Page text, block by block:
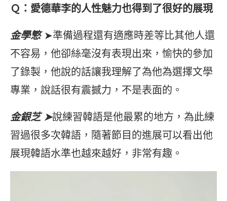
Ｑ：愛德華李的人性魅力也得到了很好的展現
金學慜➤準備過程還有適應時差等比其他人還
不容易，他卻絲毫沒有表現出來，愉快的參加
了錄製，他說的話讓我理解了為他為選擇文學
專業，說話很有震撼力，不是表面的。
金銀芝 ➤說練習韓語是他最累的地方，為此練
習過很多次韓語，隨著節目的進展可以看出他
展現韓語水準也越來越好，非常有趣。